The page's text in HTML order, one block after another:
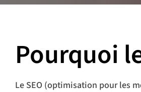
Pourquoi
Le SEO (optimisation pour les